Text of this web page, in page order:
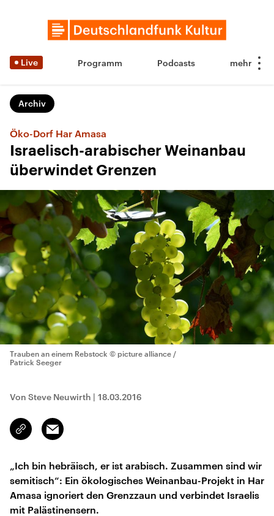
Live Programm Podcasts
Archiv
Öko-Dorf Har Amasa
Israelisch-arabischer Weinanbau
überwindet Grenzen
Trauben an einem Rebstock © picture alliance /
Patrick Seeger
Von Steve Neuwirth | 18.03.2016
Link
kopieren/teilen
Email
„Ich bin hebräisch, er ist arabisch. Zusammen sind wir
semitisch“: Ein ökologisches Weinanbau-Projekt in Har
Amasa ignoriert den Grenzzaun und verbindet Israelis
mit Palästinensern.